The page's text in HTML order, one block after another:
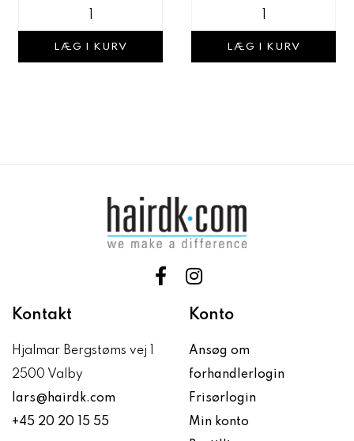
LÆG I KURV LÆG I KURV
Kontakt
Hjalmar Bergstøms vej 1
2500 Valby
lars@hairdk.com
+45 20 20 15 55
Konto
Ansøg om
forhandlerlogin
Frisørlogin
Min konto